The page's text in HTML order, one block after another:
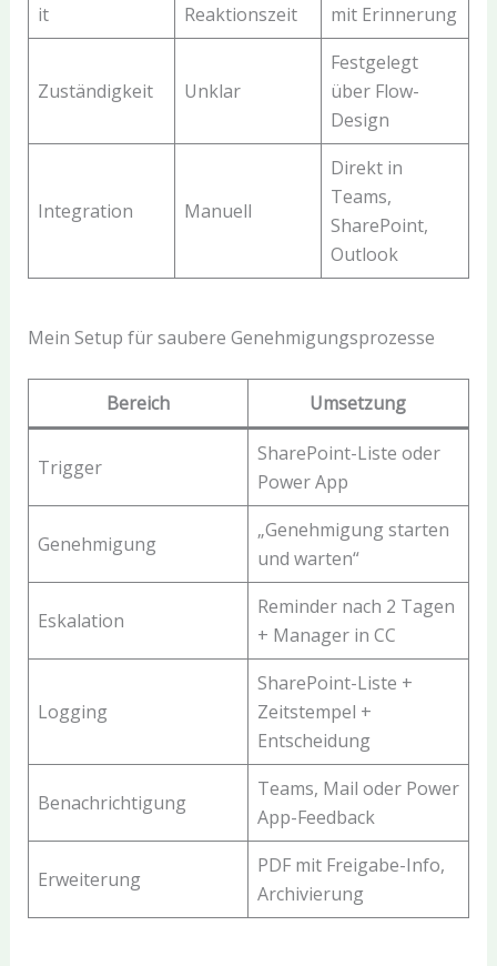
it
Reaktionszeit
mit Erinnerung
Zuständigkeit Unklar
Festgelegt
über Flow-
Design
Integration Manuell
Direkt in
Teams,
SharePoint,
Outlook
Mein Setup für saubere Genehmigungsprozesse
Bereich Umsetzung
Trigger
SharePoint-Liste oder
Power App
Genehmigung
„Genehmigung starten
und warten“
Eskalation
Reminder nach 2 Tagen
+ Manager in CC
Logging
SharePoint-Liste +
Zeitstempel +
Entscheidung
Benachrichtigung
Teams, Mail oder Power
App-Feedback
Erweiterung
PDF mit Freigabe-Info,
Archivierung